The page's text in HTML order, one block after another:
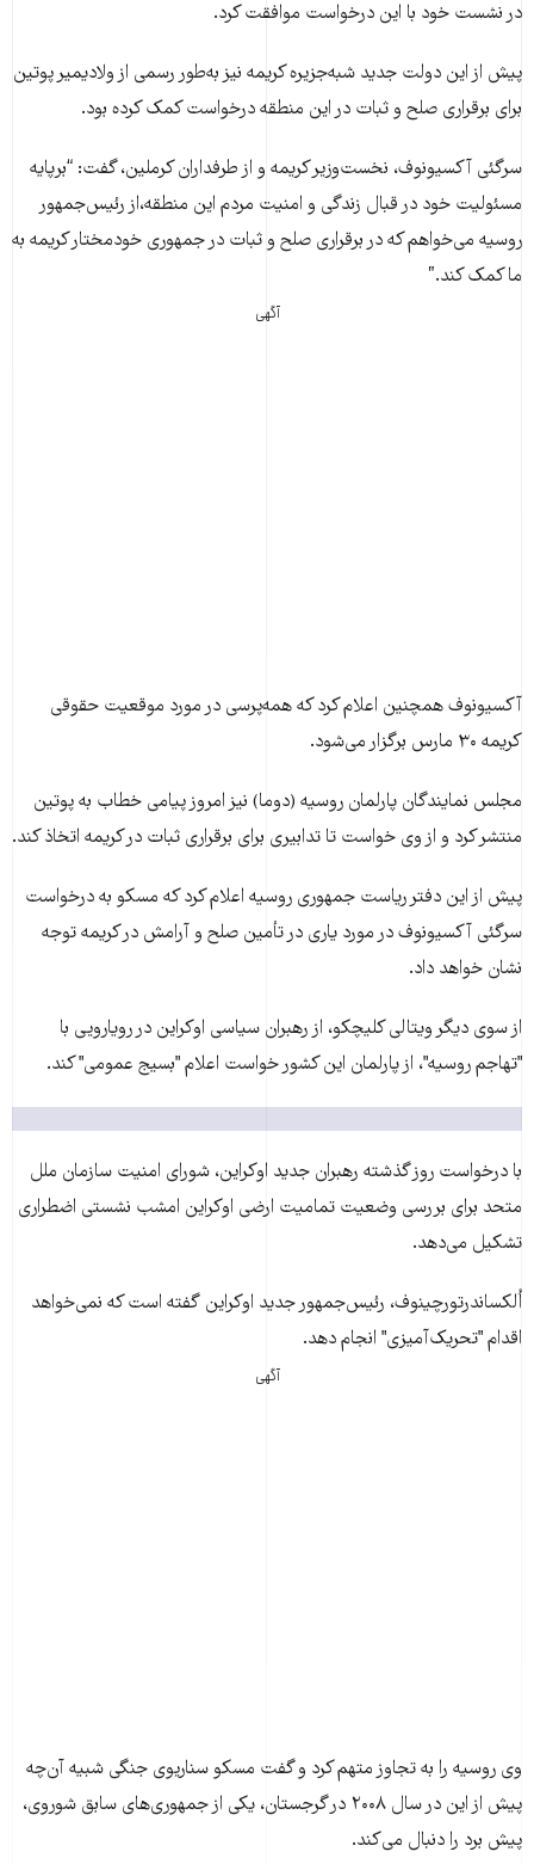
در نشست خود با اين درخواست موافقت کرد.
پيش از اين دولت جدید شبه‌جزیره کریمه نیز به‌طور رسمی از ولادیمیر پوتین
برای برقراری صلح و ثبات در این منطقه درخواست کمک کرده بود.
سرگئی آکسیونوف، نخست‌وزیر کريمه و از طرفداران کرملین، گفت: “برپايه
مسئولیت خود در قبال زندگی و امنیت مردم این منطقه،از رئیس‌جمهور
روسیه می‌خواهم که در برقراری صلح و ثبات در جمهوری خودمختار کریمه به
ما کمک کند.”
آگهی
آکسيونوف همچنين اعلام کرد که همه‌پرسی در مورد موقعيت حقوقی
کريمه ۳۰ مارس برگزار می‌شود.
مجلس نمايندگان پارلمان روسيه (دوما) نيز امروز پيامی خطاب به پوتين
منتشر کرد و از وی خواست تا تدابيری برای برقراری ثبات در کريمه اتخاذ کند.
پيش از اين دفتر رياست جمهوری روسيه اعلام کرد که مسکو به درخواست
سرگئی آکسيونوف در مورد ياری در تأمين صلح و آرامش در کريمه توجه
نشان خواهد داد.
از سوی ديگر ويتالی کليچکو، از رهبران سياسی اوکراين در رويارويی با
"تهاجم روسیه"، از پارلمان اين کشور خواست اعلام "بسیج عمومی" کند.
با درخواست روز گذشته رهبران جدید اوکراین، شورای امنیت سازمان ملل
متحد برای بررسی وضعیت تمامیت ارضی اوکراین امشب نشستی اضطراری
تشکیل می‌دهد.
اُلکساندرتورچینوف، رئيس‌جمهور جديد اوکراين گفته است که نمی‌خواهد
اقدام "تحریک‌آمیزی" انجام دهد.
آگهی
وی روسیه را به تجاوز متهم کرد و گفت مسکو سناریوی جنگی شبیه آن‌چه
پیش از این در سال ۲۰۰۸ در گرجستان، یکی از جمهوری‌های سابق شوروی،
پیش برد را دنبال می‌کند.